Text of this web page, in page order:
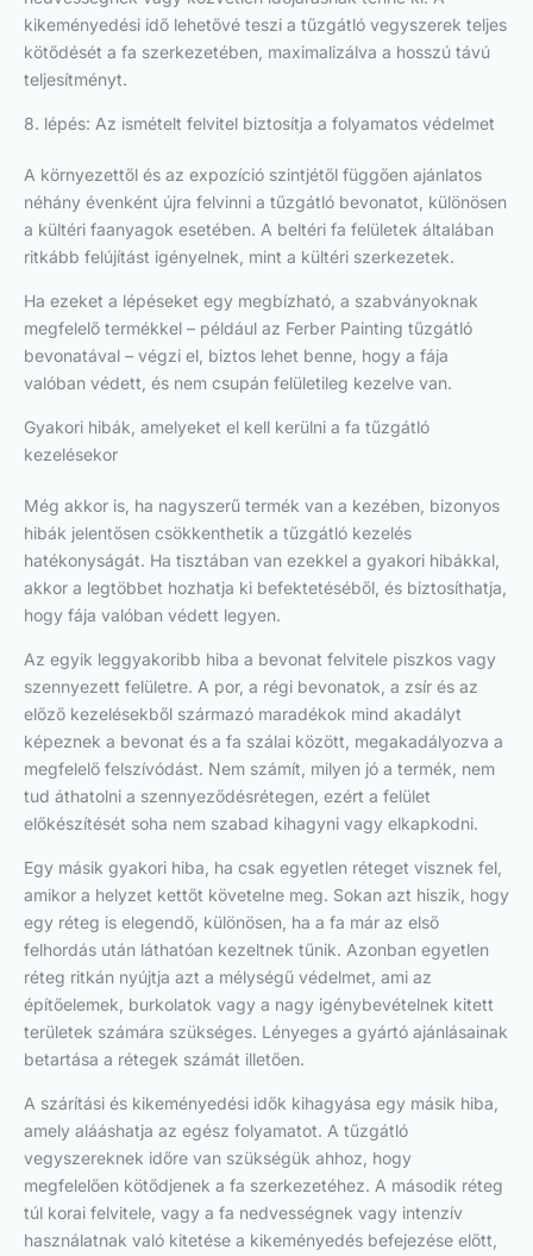
kikeményedési idő lehetővé teszi a tűzgátló vegyszerek teljes
kötődését a fa szerkezetében, maximalizálva a hosszú távú
teljesítményt.
8. lépés: Az ismételt felvitel biztosítja a folyamatos védelmet
A környezettől és az expozíció szintjétől függően ajánlatos
néhány évenként újra felvinni a tűzgátló bevonatot, különösen
a kültéri faanyagok esetében. A beltéri fa felületek általában
ritkább felújítást igényelnek, mint a kültéri szerkezetek.
Ha ezeket a lépéseket egy megbízható, a szabványoknak
megfelelő termékkel – például az Ferber Painting tűzgátló
bevonatával – végzi el, biztos lehet benne, hogy a fája
valóban védett, és nem csupán felületileg kezelve van.
Gyakori hibák, amelyeket el kell kerülni a fa tűzgátló
kezelésekor
Még akkor is, ha nagyszerű termék van a kezében, bizonyos
hibák jelentősen csökkenthetik a tűzgátló kezelés
hatékonyságát. Ha tisztában van ezekkel a gyakori hibákkal,
akkor a legtöbbet hozhatja ki befektetéséből, és biztosíthatja,
hogy fája valóban védett legyen.
Az egyik leggyakoribb hiba a bevonat felvitele piszkos vagy
szennyezett felületre. A por, a régi bevonatok, a zsír és az
előző kezelésekből származó maradékok mind akadályt
képeznek a bevonat és a fa szálai között, megakadályozva a
megfelelő felszívódást. Nem számít, milyen jó a termék, nem
tud áthatolni a szennyeződésrétegen, ezért a felület
előkészítését soha nem szabad kihagyni vagy elkapkodni.
Egy másik gyakori hiba, ha csak egyetlen réteget visznek fel,
amikor a helyzet kettőt követelne meg. Sokan azt hiszik, hogy
egy réteg is elegendő, különösen, ha a fa már az első
felhordás után láthatóan kezeltnek tűnik. Azonban egyetlen
réteg ritkán nyújtja azt a mélységű védelmet, ami az
építőelemek, burkolatok vagy a nagy igénybevételnek kitett
területek számára szükséges. Lényeges a gyártó ajánlásainak
betartása a rétegek számát illetően.
A szárítási és kikeményedési idők kihagyása egy másik hiba,
amely alááshatja az egész folyamatot. A tűzgátló
vegyszereknek időre van szükségük ahhoz, hogy
megfelelően kötődjenek a fa szerkezetéhez. A második réteg
túl korai felvitele, vagy a fa nedvességnek vagy intenzív
használatnak való kitetése a kikeményedés befejezése előtt,